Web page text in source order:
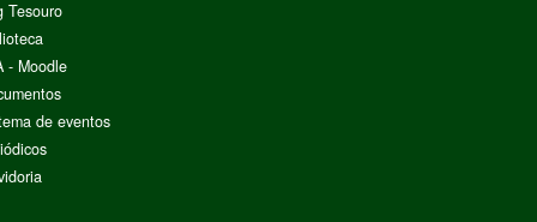
Tesouro
- Moodle
de eventos